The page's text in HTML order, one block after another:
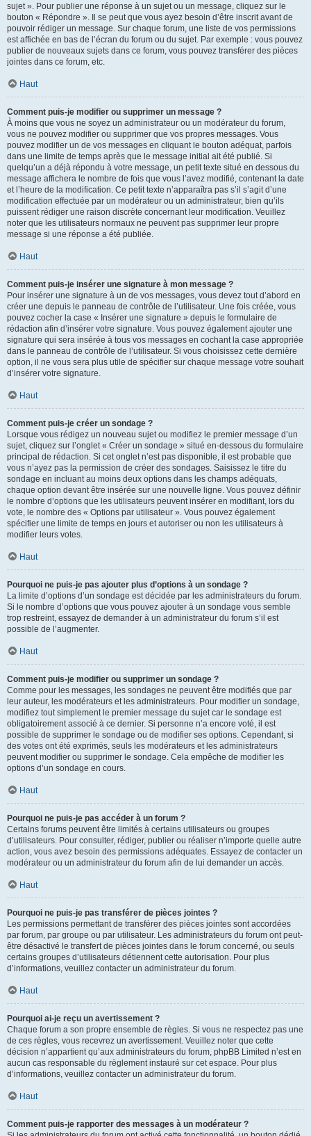
sujet ». Pour publier une réponse à un sujet ou un message, cliquez sur le
bouton « Répondre ». Il se peut que vous ayez besoin d’être inscrit avant de
pouvoir rédiger un message. Sur chaque forum, une liste de vos permissions
est affichée en bas de l’écran du forum ou du sujet. Par exemple : vous pouvez
publier de nouveaux sujets dans ce forum, vous pouvez transférer des pièces
jointes dans ce forum, etc.
Haut
Comment puis-je modifier ou supprimer un message ?
À moins que vous ne soyez un administrateur ou un modérateur du forum,
vous ne pouvez modifier ou supprimer que vos propres messages. Vous
pouvez modifier un de vos messages en cliquant le bouton adéquat, parfois
dans une limite de temps après que le message initial ait été publié. Si
quelqu’un a déjà répondu à votre message, un petit texte situé en dessous du
message affichera le nombre de fois que vous l’avez modifié, contenant la date
et l’heure de la modification. Ce petit texte n’apparaîtra pas s’il s’agit d’une
modification effectuée par un modérateur ou un administrateur, bien qu’ils
puissent rédiger une raison discrète concernant leur modification. Veuillez
noter que les utilisateurs normaux ne peuvent pas supprimer leur propre
message si une réponse a été publiée.
Haut
Comment puis-je insérer une signature à mon message ?
Pour insérer une signature à un de vos messages, vous devez tout d’abord en
créer une depuis le panneau de contrôle de l’utilisateur. Une fois créée, vous
pouvez cocher la case « Insérer une signature » depuis le formulaire de
rédaction afin d’insérer votre signature. Vous pouvez également ajouter une
signature qui sera insérée à tous vos messages en cochant la case appropriée
dans le panneau de contrôle de l’utilisateur. Si vous choisissez cette dernière
option, il ne vous sera plus utile de spécifier sur chaque message votre souhait
d’insérer votre signature.
Haut
Comment puis-je créer un sondage ?
Lorsque vous rédigez un nouveau sujet ou modifiez le premier message d’un
sujet, cliquez sur l’onglet « Créer un sondage » situé en-dessous du formulaire
principal de rédaction. Si cet onglet n’est pas disponible, il est probable que
vous n’ayez pas la permission de créer des sondages. Saisissez le titre du
sondage en incluant au moins deux options dans les champs adéquats,
chaque option devant être insérée sur une nouvelle ligne. Vous pouvez définir
le nombre d’options que les utilisateurs peuvent insérer en modifiant, lors du
vote, le nombre des « Options par utilisateur ». Vous pouvez également
spécifier une limite de temps en jours et autoriser ou non les utilisateurs à
modifier leurs votes.
Haut
Pourquoi ne puis-je pas ajouter plus d’options à un sondage ?
La limite d’options d’un sondage est décidée par les administrateurs du forum.
Si le nombre d’options que vous pouvez ajouter à un sondage vous semble
trop restreint, essayez de demander à un administrateur du forum s’il est
possible de l’augmenter.
Haut
Comment puis-je modifier ou supprimer un sondage ?
Comme pour les messages, les sondages ne peuvent être modifiés que par
leur auteur, les modérateurs et les administrateurs. Pour modifier un sondage,
modifiez tout simplement le premier message du sujet car le sondage est
obligatoirement associé à ce dernier. Si personne n’a encore voté, il est
possible de supprimer le sondage ou de modifier ses options. Cependant, si
des votes ont été exprimés, seuls les modérateurs et les administrateurs
peuvent modifier ou supprimer le sondage. Cela empêche de modifier les
options d’un sondage en cours.
Haut
Pourquoi ne puis-je pas accéder à un forum ?
Certains forums peuvent être limités à certains utilisateurs ou groupes
d’utilisateurs. Pour consulter, rédiger, publier ou réaliser n’importe quelle autre
action, vous avez besoin des permissions adéquates. Essayez de contacter un
modérateur ou un administrateur du forum afin de lui demander un accès.
Haut
Pourquoi ne puis-je pas transférer de pièces jointes ?
Les permissions permettant de transférer des pièces jointes sont accordées
par forum, par groupe ou par utilisateur. Les administrateurs du forum ont peut-
être désactivé le transfert de pièces jointes dans le forum concerné, ou seuls
certains groupes d’utilisateurs détiennent cette autorisation. Pour plus
d’informations, veuillez contacter un administrateur du forum.
Haut
Pourquoi ai-je reçu un avertissement ?
Chaque forum a son propre ensemble de règles. Si vous ne respectez pas une
de ces règles, vous recevrez un avertissement. Veuillez noter que cette
décision n’appartient qu’aux administrateurs du forum, phpBB Limited n’est en
aucun cas responsable du règlement instauré sur cet espace. Pour plus
d’informations, veuillez contacter un administrateur du forum.
Haut
Comment puis-je rapporter des messages à un modérateur ?